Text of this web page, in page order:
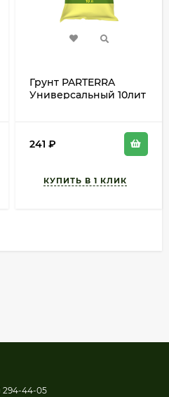
Грунт PARTERRA
Универсальный 10лит
241 ₽
294-44-05